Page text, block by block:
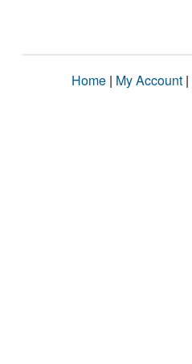
Home | My Account |